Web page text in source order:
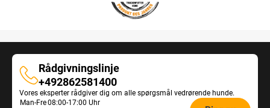
Rådgivningslinje
Rådgivningslinje
+492862581400
Vores eksperter rådgiver dig om alle spørgsmål vedrørende hunde.
Opening
Man-Fre08:00-17:00 Uhr